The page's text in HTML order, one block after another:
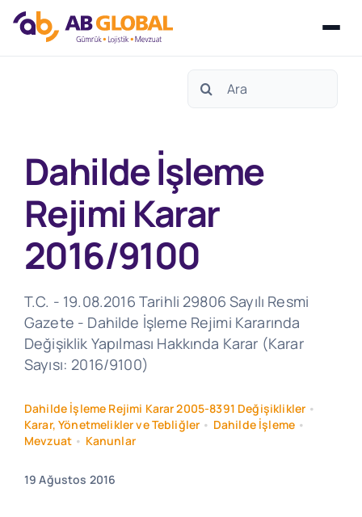
Search
Dahilde İşleme
Rejimi Karar
2016/9100
T.C. - 19.08.2016 Tarihli 29806 Sayılı Resmi
Gazete - Dahilde İşleme Rejimi Kararında
Değişiklik Yapılması Hakkında Karar (Karar
Sayısı: 2016/9100)
Dahilde İşleme Rejimi Karar 2005-8391 Değişiklikler •
Karar, Yönetmelikler ve Tebliğler • Dahilde İşleme •
Mevzuat • Kanunlar
19 Ağustos 2016